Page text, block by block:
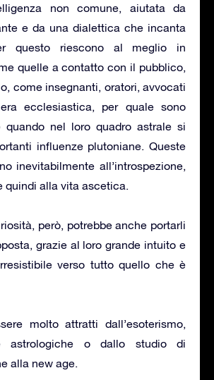
non comune, aiutata da
e da una dialettica che incanta
questo riescono al meglio in
quelle a contatto con il pubblico,
come insegnanti, oratori, avvocati
ecclesiastica, per quale sono
quando nel loro quadro astrale si
influenze plutoniane. Queste
inevitabilmente all’introspezione,
quindi alla vita ascetica.
però, potrebbe anche portarli
grazie al loro grande intuito e
verso tutto quello che è
molto attratti dall’esoterismo,
astrologiche o dallo studio di
alla new age.